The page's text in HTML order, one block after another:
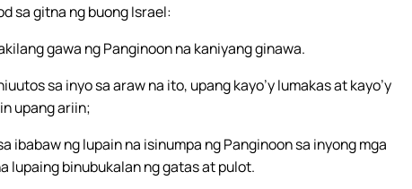
sa gitna ng buong Israel:
gawa ng Panginoon na kaniyang ginawa.
sa inyo sa araw na ito, upang kayo’y lumakas at kayo’y
upang ariin;
ibabaw ng lupain na isinumpa ng Panginoon sa inyong mga
lupaing binubukalan ng gatas at pulot.